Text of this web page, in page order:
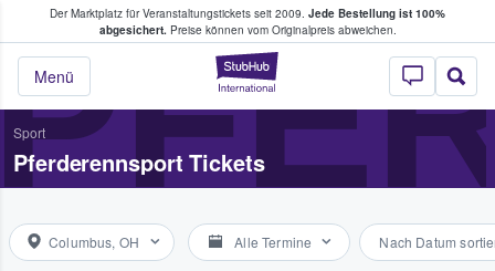
Der Marktplatz für Veranstaltungstickets seit 2009. Jede Bestellung ist 100%
abgesichert.Preise können vom Originalpreis abweichen.
StubHub - Wo
Menü
Tickets kaufen & verkaufen
Sport
Pferderennsport Tickets
Columbus, OH Alle Termine Nach Datum